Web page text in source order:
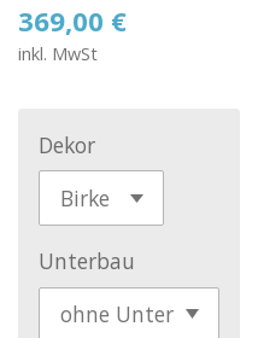
369,00 €
inkl. MwSt
Dekor
Unterbau